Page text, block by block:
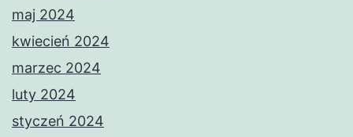
maj 2024
kwiecień 2024
marzec 2024
luty 2024
styczeń 2024